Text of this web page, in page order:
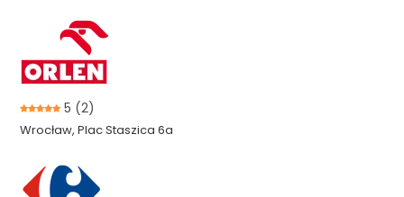
5 (2)
Wrocław, Plac Staszica 6a